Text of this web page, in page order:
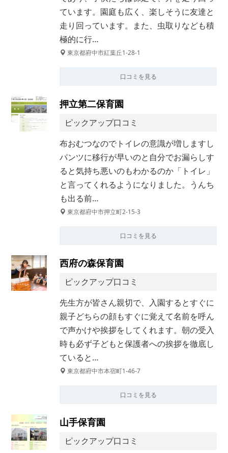
ています。園庭も広く、楽しそうに友達と
走り回っています。また、虫取りなども積
極的に行…
東京都府中市紅葉丘1-28-1
口コミを見る
押立第二保育園
ピックアップ口コミ
布おむつなのでトイレの意識が増しますし
パンツに移行が早いのと自分でお漏らしす
ると気持ち悪いのもわかるのか「トイレ」
と言ってくれるようになりました。うんち
も出る前…
東京都府中市押立町2-15-3
口コミを見る
西府の森保育園
ピックアップ口コミ
先生方が皆さん親切で、入園するとすぐに
親子どちらの顔もすぐに覚えて名前を呼ん
で声かけや挨拶をしてくれます。朝の受入
時も必ず子どもと保護者への挨拶を徹底し
ていると…
東京都府中市本宿町1-46-7
口コミを見る
山手保育園
ピックアップ口コミ